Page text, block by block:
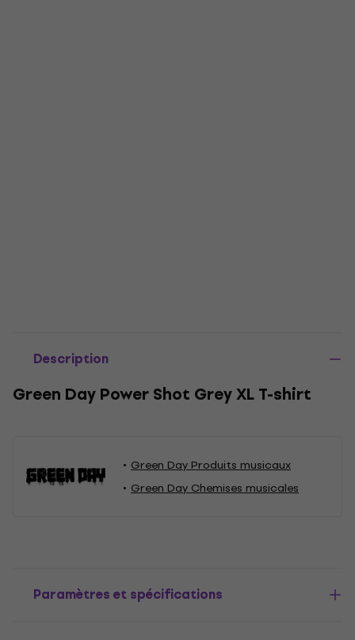
Description
Green Day Power Shot Grey XL T-shirt
Green Day Produits musicaux
Green Day Chemises musicales
Paramètres et spécifications